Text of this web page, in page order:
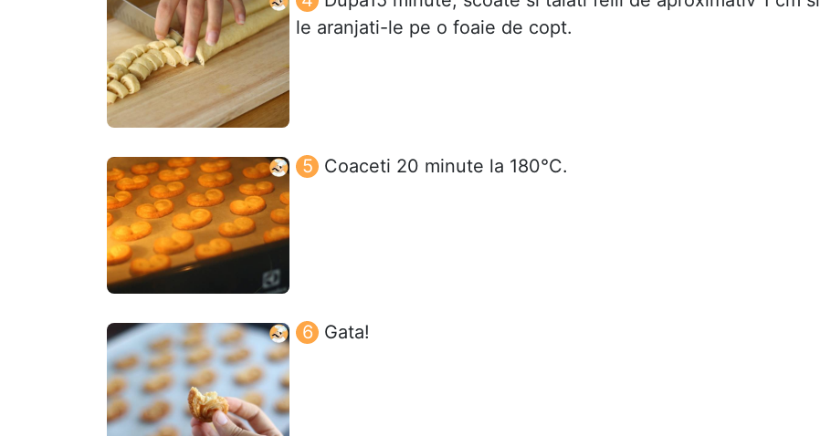
le aranjati-le pe o foaie de copt.
Coaceti 20 minute la 180°C.
Gata!